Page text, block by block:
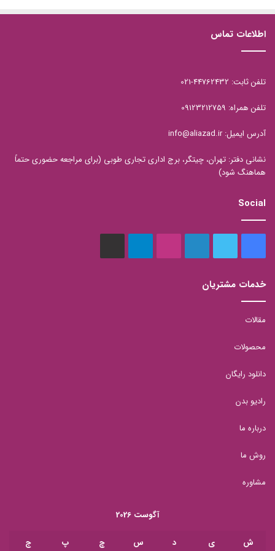
تبلیغات
تقابل
جمع گرایی
چارلز داروین
اطلاعات تماس
تلفن ثابت: 44762432-021
تلفن همراه: 09123212759
آدرس ایمیل: info@aliazad.ir
نشانی دفتر: تهران، چیتگر، برج اداری تجاری طوبی (برای مراجعه حضوری حتماً
هماهنگ شود)
Social
خدمات مشتریان
مقالات
محصولات
دانلود رایگان
رادیو بدن
درباره ما
روش ما
مشاوره
آگوست 2026
ش ی د س چ پ ج